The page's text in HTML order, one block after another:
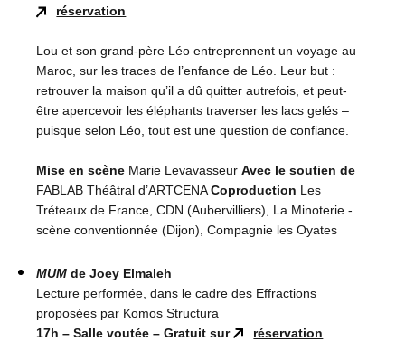
réservation
Lou et son grand-père Léo entreprennent un voyage au
Maroc, sur les traces de l’enfance de Léo. Leur but :
retrouver la maison qu’il a dû quitter autrefois, et peut-
être apercevoir les éléphants traverser les lacs gelés –
puisque selon Léo, tout est une question de confiance.
Mise en scène Marie Levavasseur Avec le soutien de
FABLAB Théâtral d’ARTCENACoproduction Les
Tréteaux de France, CDN (Aubervilliers), La Minoterie -
scène conventionnée (Dijon), Compagnie les Oyates
MUM de Joey Elmaleh
Lecture performée, dans le cadre des Effractions
proposées par Komos Structura
17h – Salle voutée – Gratuit sur
réservation